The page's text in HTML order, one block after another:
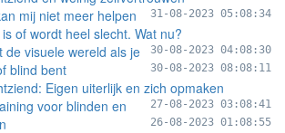
31-08-2023 05:08:34
mij niet meer helpen
of wordt heel slecht. Wat nu?
30-08-2023 04:08:30
de visuele wereld als je
blind bent
30-08-2023 08:08:11
Eigen uiterlijk en zich opmaken
27-08-2023 03:08:41
voor blinden en
26-08-2023 01:08:55